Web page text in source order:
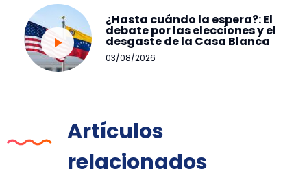
¿Hasta cuándo la espera?: El
debate por las elecciones y el
desgaste de la Casa Blanca
03/08/2026
Artículos
relacionados